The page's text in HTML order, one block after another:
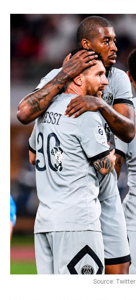
Source: Twitter